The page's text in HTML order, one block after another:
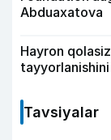
Abduaxatova
Hayron
Tavsiyalar